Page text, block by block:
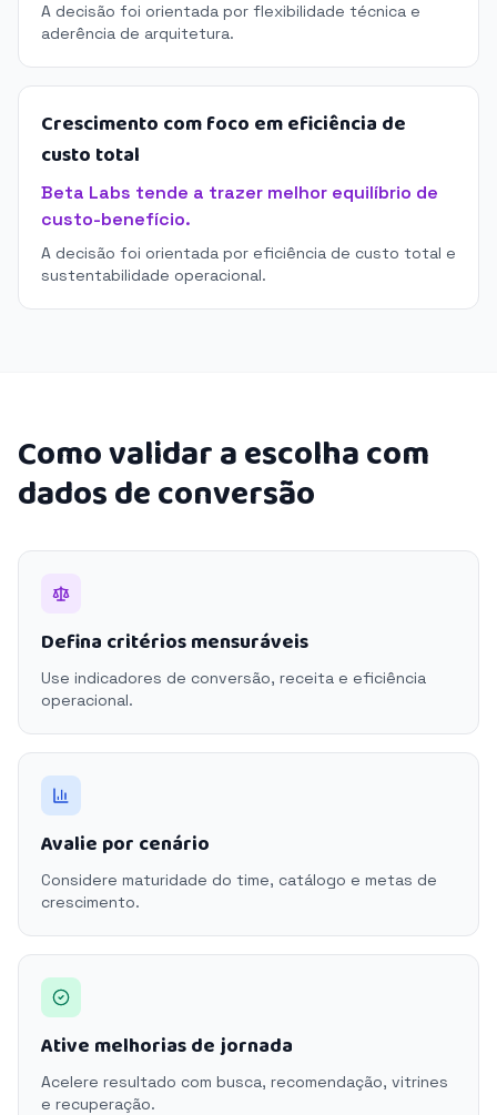
A decisão foi orientada por flexibilidade técnica e
aderência de arquitetura.
Crescimento com foco em eficiência de
custo total
Beta Labs tende a trazer melhor equilíbrio de
custo-benefício.
A decisão foi orientada por eficiência de custo total e
sustentabilidade operacional.
Como validar a escolha com
dados de conversão
Defina critérios mensuráveis
Use indicadores de conversão, receita e eficiência
operacional.
Avalie por cenário
Considere maturidade do time, catálogo e metas de
crescimento.
Ative melhorias de jornada
Acelere resultado com busca, recomendação, vitrines
e recuperação.